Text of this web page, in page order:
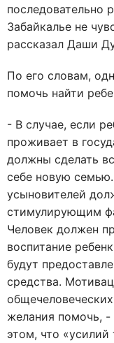
последовательно
Забайкалье не
рассказал Даши
По его словам,
помочь найти
- В случае, если
проживает в
должны сделать
себе новую
усыновителей
стимулирующим
Человек должен
воспитание
будут
средства.
желания помочь, -
этом, что «усилий